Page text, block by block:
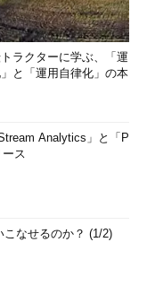
ラクターに学ぶ、「運
と「運用自律化」の本
Analytics」と「P
ス
こなせるのか？ (1/2)